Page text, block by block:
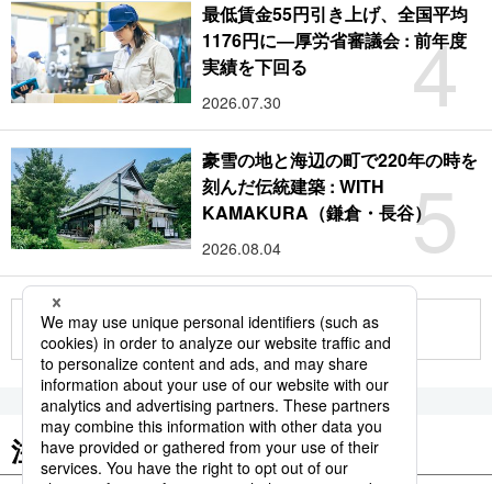
4
最低賃金55円引き上げ、全国平均
1176円に―厚労省審議会 : 前年度
実績を下回る
2026.07.30
5
豪雪の地と海辺の町で220年の時を
刻んだ伝統建築 : WITH
KAMAKURA（鎌倉・長谷）
2026.08.04
もっと見る
注目のキーワード